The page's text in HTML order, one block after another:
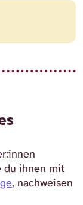
du ihnen mit
, nachweisen